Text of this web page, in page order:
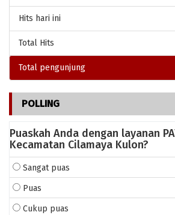
Hits hari ini
Total Hits
Total pengunjung
POLLING
Puaskah Anda dengan layanan
Kecamatan Cilamaya Kulon?
Sangat puas
Puas
Cukup puas